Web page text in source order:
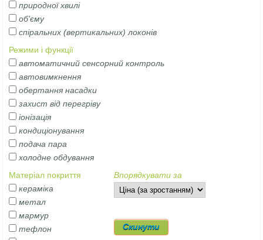
природної хвилі
об'єму
спіральних (вертикальних) локонів
Режими і функції
автоматичний сенсорний контроль
автовимкнення
обертання насадки
захист від перегріву
іонізація
кондиціонування
подача пара
холодне обдування
Матеріал покриття
кераміка
метал
мармур
тефлон
Впорядкувати за